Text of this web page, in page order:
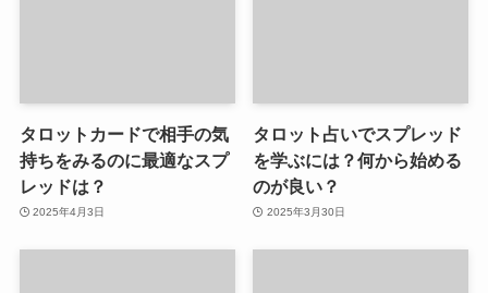
タロットカードで相手の気
持ちをみるのに最適なスプ
レッドは？
2025年4月3日
タロット占いでスプレッド
を学ぶには？何から始める
のが良い？
2025年3月30日